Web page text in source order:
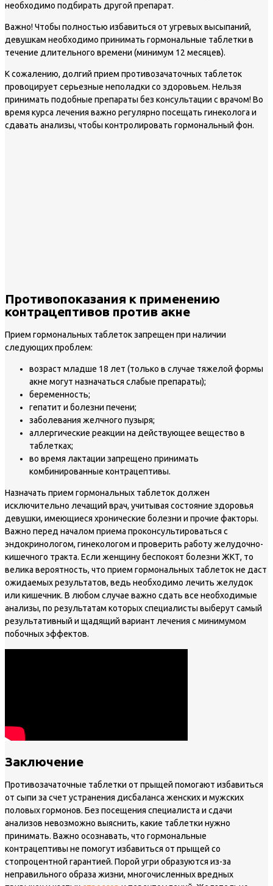
необходимо подбирать другой препарат.
Важно!Чтобы полностью избавиться от угревых высыпаний,
девушкам необходимо принимать гормональные таблетки в
течение длительного времени (минимум 12 месяцев).
К сожалению, долгий прием противозачаточных таблеток
провоцирует серьезные неполадки со здоровьем. Нельзя
принимать подобные препараты без консультации с врачом! Во
время курса лечения важно регулярно посещать гинеколога и
сдавать анализы, чтобы контролировать гормональный фон.
Противопоказания к применению
контрацептивов против акне
Прием гормональных таблеток запрещен при наличии
следующих проблем:
возраст младше 18 лет (только в случае тяжелой формы
акне могут назначаться слабые препараты);
беременность;
гепатит и болезни печени;
заболевания желчного пузыря;
аллергические реакции на действующее вещество в
таблетках;
во время лактации запрещено принимать
комбинированные контрацептивы.
Назначать прием гормональных таблеток должен
исключительно лечащий врач, учитывая состояние здоровья
девушки, имеющиеся хронические болезни и прочие факторы.
Важно перед началом приема проконсультироваться с
эндокринологом, гинекологом и проверить работу желудочно-
кишечного тракта. Если женщину беспокоят болезни ЖКТ, то
велика вероятность, что прием гормональных таблеток не даст
ожидаемых результатов, ведь необходимо лечить желудок
или кишечник. В любом случае важно сдать все необходимые
анализы, по результатам которых специалисты выберут самый
результативный и щадящий вариант лечения с минимумом
побочных эффектов.
Заключение
Противозачаточные таблетки от прыщей помогают избавиться
от сыпи за счет устранения дисбаланса женских и мужских
половых гормонов. Без посещения специалиста и сдачи
анализов невозможно выяснить, какие таблетки нужно
принимать. Важно осознавать, что гормональные
контрацептивы не помогут избавиться от прыщей со
стопроцентной гарантией. Порой угри образуются из-за
неправильного образа жизни, многочисленных вредных